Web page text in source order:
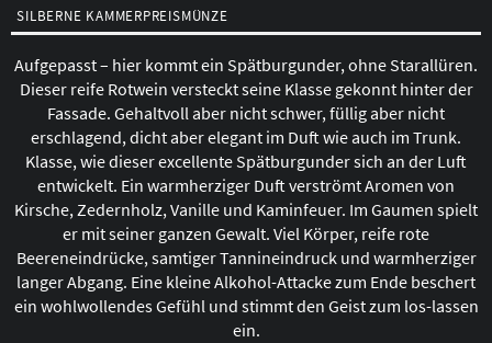
SILBERNE KAMMERPREISMÜNZE
Aufgepasst – hier kommt ein Spätburgunder, ohne Starallüren.
Dieser reife Rotwein versteckt seine Klasse gekonnt hinter der
Fassade. Gehaltvoll aber nicht schwer, füllig aber nicht
erschlagend, dicht aber elegant im Duft wie auch im Trunk.
Klasse, wie dieser excellente Spätburgunder sich an der Luft
entwickelt. Ein warmherziger Duft verströmt Aromen von
Kirsche, Zedernholz, Vanille und Kaminfeuer. Im Gaumen spielt
er mit seiner ganzen Gewalt. Viel Körper, reife rote
Beereneindrücke, samtiger Tannineindruck und warmherziger
langer Abgang. Eine kleine Alkohol-Attacke zum Ende beschert
ein wohlwollendes Gefühl und stimmt den Geist zum los-lassen
ein.